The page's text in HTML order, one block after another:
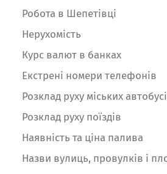
Робота в Шепетівці
Нерухомість
Курс валют в банках
Екстрені номери телефонів
Розклад руху міських
Розклад руху поїздів
Наявність та ціна палива
Назви вулиць, провулків і